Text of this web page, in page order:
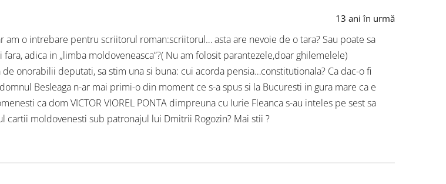
13 ani în urmă
am o intrebare pentru scriitorul roman:scriitorul… asta are nevoie de o tara? Sau poate sa
adica in „limba moldoveneasca”?( Nu am folosit parantezele,doar ghilemelele)
onorabilii deputati, sa stim una si buna: cui acorda pensia…constitutionala? Ca dac-o fi
Besleaga n-ar mai primi-o din moment ce s-a spus si la Bucuresti in gura mare ca e
ca dom VICTOR VIOREL PONTA dimpreuna cu Iurie Fleanca s-au inteles pe sest sa
cartii moldovenesti sub patronajul lui Dmitrii Rogozin? Mai stii ?